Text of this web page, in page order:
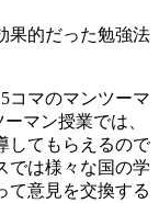
果的だった勉強法
コマのマンツーマ
マン授業では、
してもらえるので
では様々な国の学
て意見を交換する